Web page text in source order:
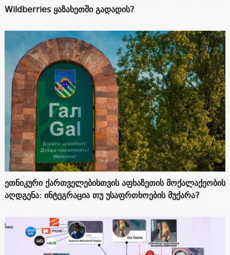
Wildberries ყაზახეთში გადადის?
ეთნიკური ქართველებისთვის აფხაზეთის მოქალაქეობის
აღდგენა: ინტეგრაცია თუ უსაფრთხოების მუქარა?